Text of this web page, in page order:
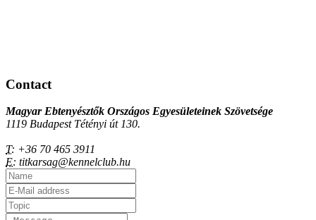
Contact
Magyar Ebtenyésztők Országos Egyesületeinek Szövetsége
1119 Budapest Tétényi út 130.
T: +36 70 465 3911
E: titkarsag@kennelclub.hu